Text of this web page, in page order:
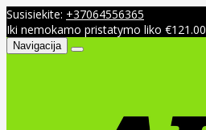
Susisiekite: +37064556365
Iki nemokamo pristatymo liko €121.00
Navigacija